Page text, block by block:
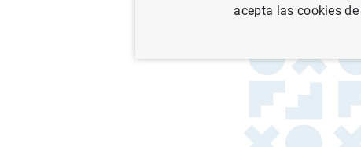
acepta las cookies